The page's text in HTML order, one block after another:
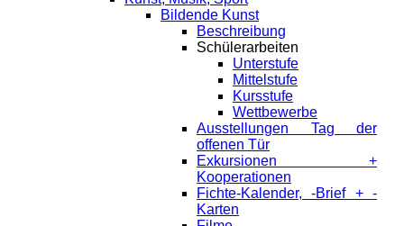
Bildende Kunst
Beschreibung
Schülerarbeiten
Unterstufe
Mittelstufe
Kursstufe
Wettbewerbe
Ausstellungen Tag der
offenen Tür
Exkursionen +
Kooperationen
Fichte-Kalender, -Brief + -
Karten